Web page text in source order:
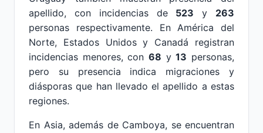
apellido, con incidencias de 523 y 263
personas respectivamente. En América del
Norte, Estados Unidos y Canadá registran
incidencias menores, con 68 y13 personas,
pero su presencia indica migraciones y
diásporas que han llevado el apellido a estas
regiones.
En Asia, además de Camboya, se encuentran